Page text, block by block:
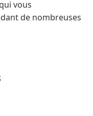
vous
de nombreuses